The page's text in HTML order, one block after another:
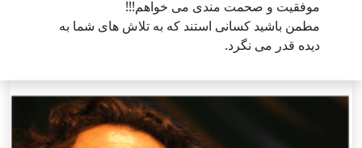
موفقیت و صحمت مندی می خواهم!!!
مطمن باشید کسانی استند که به تلاش های شما به
دیده قدر می نگرد.